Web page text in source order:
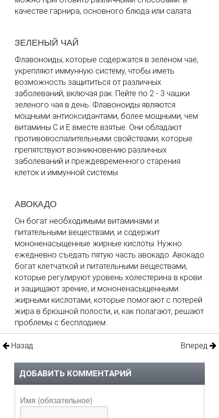
качестве гарнира, основного блюда или салата.
ЗЕЛЕНЫЙ ЧАЙ
Флавоноиды, которые содержатся в зеленом чае,
укрепляют иммунную систему, чтобы иметь
возможность защититься от различных
заболеваний, включая рак. Пейте по 2 - 3 чашки
зеленого чая в день. Флавоноиды являются
мощными антиоксидантами, более мощными, чем
витамины С и Е вместе взятые. Они обладают
противовоспалительными свойствами, которые
препятствуют возникновению различных
заболеваний и преждевременного старения
клеток и иммунной системы.
АВОКАДО
Он богат необходимыми витаминами и
питательными веществами, и содержит
мононенасыщенные жирные кислоты. Нужно
ежедневно съедать пятую часть авокадо. Авокадо
богат клетчаткой и питательными веществами,
которые регулируют уровень холестерина в крови
и защищают зрение, и мононенасыщенными
жирными кислотами, которые помогают с потерей
жира в брюшной полости, и, как полагают, решают
проблемы с бесплодием.
Назад Вперед
ДОБАВИТЬ КОММЕНТАРИЙ
Имя (обязательное)